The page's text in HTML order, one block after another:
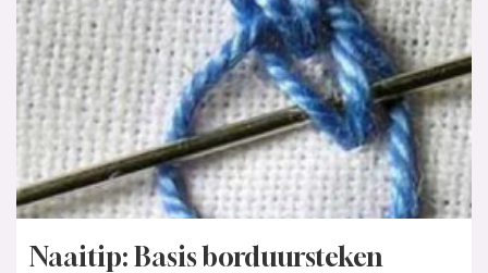
Naaitip: Basis borduursteken